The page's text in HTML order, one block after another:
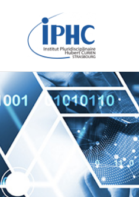
Institut
Curien – IPHC